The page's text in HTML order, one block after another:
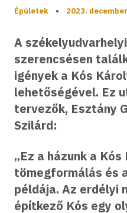
Épületek • 2023.
A
szerencsésen
igények a Kós
lehetőségével. Ez
tervezők, Esztány
Szilárd:
„Ez a házunk a
tömegformálás és
példája. Az erdélyi
építkező Kós egy